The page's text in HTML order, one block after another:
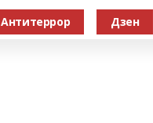
Антитеррор Дзен